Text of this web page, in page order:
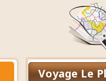
Voyage Le